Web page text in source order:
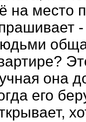
на место
она
его